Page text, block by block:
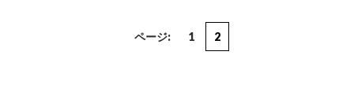
ページ: 1 2